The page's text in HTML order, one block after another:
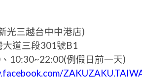
光三越台中中港店)
道三段301號B1
10:30~22:00(例假日前一天)